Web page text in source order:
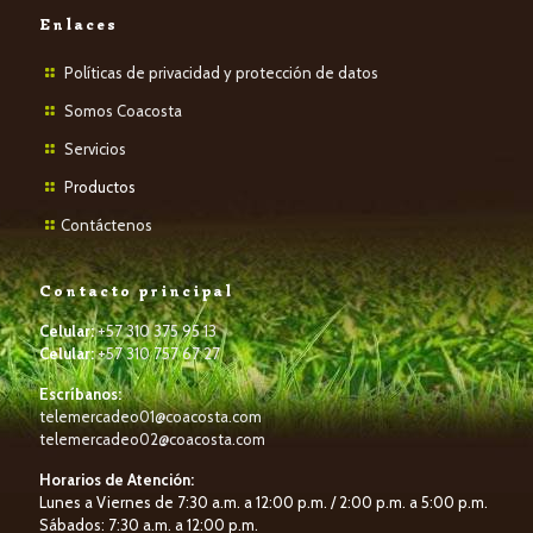
Enlaces
Políticas de privacidad y protección de datos
Somos Coacosta
Servicios
Productos
Contáctenos
Contacto principal
Celular:+57 310 375 95 13
Celular:+57 310 757 67 27
Escríbanos:
telemercadeo01@coacosta.com
telemercadeo02@coacosta.com
Horarios de Atención:
Lunes a Viernes de 7:30 a.m. a 12:00 p.m. / 2:00 p.m. a 5:00 p.m.
Sábados: 7:30 a.m. a 12:00 p.m.